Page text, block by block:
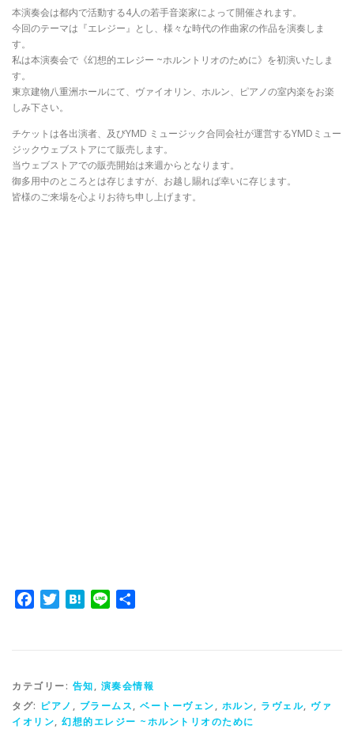
本演奏会は都内で活動する4人の若手音楽家によって開催されます。
今回のテーマは『エレジー』とし、様々な時代の作曲家の作品を演奏しま
す。
私は本演奏会で《幻想的エレジー ~ホルントリオのために》を初演いたしま
す。
東京建物八重洲ホールにて、ヴァイオリン、ホルン、ピアノの室内楽をお楽
しみ下さい。
チケットは各出演者、及びYMD ミュージック合同会社が運営するYMDミュー
ジックウェブストアにて販売します。
当ウェブストアでの販売開始は来週からとなります。
御多用中のところとは存じますが、お越し賜れば幸いに存じます。
皆様のご来場を心よりお待ち申し上げます。
FacebookTwitterHatena
Line
カテゴリー: 告知, 演奏会情報
タグ: ピアノ , ブラームス, ベートーヴェン, ホルン, ラヴェル, ヴァ
イオリン, 幻想的エレジー ~ホルントリオのために